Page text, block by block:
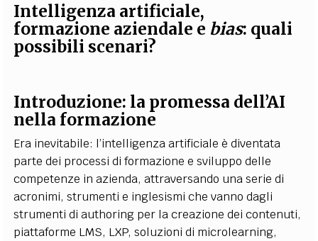
Intelligenza artificiale,
formazione aziendale e bias: quali
possibili scenari?
Introduzione: la promessa dell’AI
nella formazione
Era inevitabile: l’intelligenza artificiale è diventata
parte dei processi di formazione e sviluppo delle
competenze in azienda, attraversando una serie di
acronimi, strumenti e inglesismi che vanno dagli
strumenti di authoring per la creazione dei contenuti,
piattaforme LMS, LXP, soluzioni di microlearning,